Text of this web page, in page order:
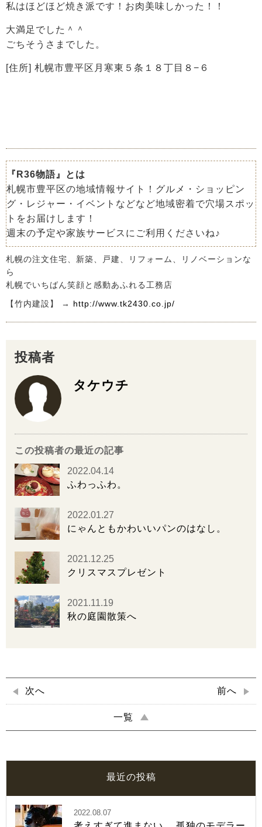
私はほどほど焼き派です！お肉美味しかった！！
大満足でした＾＾
ごちそうさまでした。
[住所] 札幌市豊平区月寒東５条１８丁目８−６
『R36物語』とは
札幌市豊平区の地域情報サイト！グルメ・ショッピン
グ・レジャー・イベントなどなど地域密着で穴場スポッ
トをお届けします！
週末の予定や家族サービスにご利用くださいね♪
札幌の注文住宅、新築、戸建、リフォーム、リノベーションな
ら
札幌でいちばん笑顔と感動あふれる工務店
【竹内建設】 → http://www.tk2430.co.jp/
投稿者
タケウチ
この投稿者の最近の記事
2022.04.14
ふわっふわ。
2022.01.27
にゃんともかわいいパンのはなし。
2021.12.25
クリスマスプレゼント
2021.11.19
秋の庭園散策へ
次へ 前へ
一覧
最近の投稿
2022.08.07